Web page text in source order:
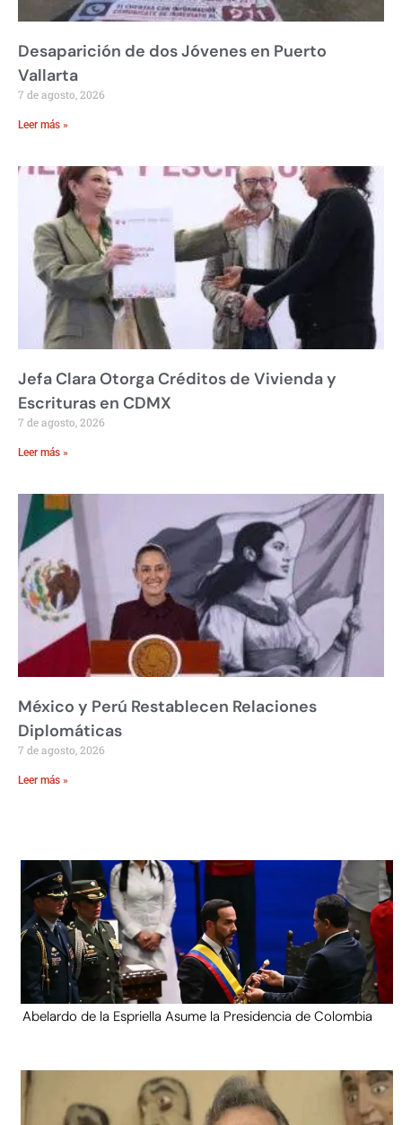
Desaparición de dos Jóvenes en Puerto
Vallarta
7 de agosto, 2026
Leer más »
Jefa Clara Otorga Créditos de Vivienda y
Escrituras en CDMX
7 de agosto, 2026
Leer más »
México y Perú Restablecen Relaciones
Diplomáticas
7 de agosto, 2026
Leer más »
Abelardo de la Espriella Asume la Presidencia de Colombia